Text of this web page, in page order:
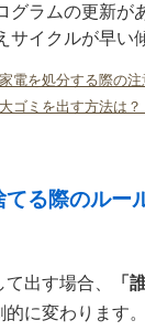
グラムの更新が
サイクルが早い
る際のルー
出す場合、
「
に変わります